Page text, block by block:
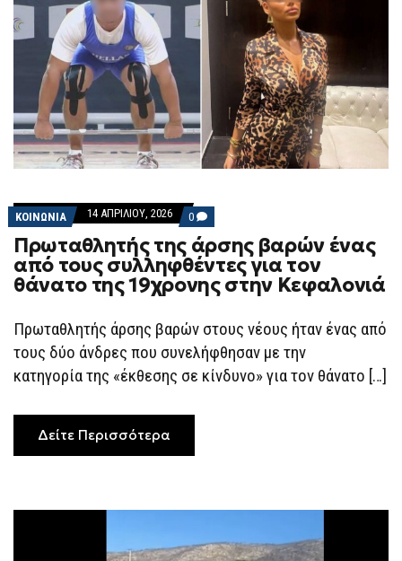
ΚΟΙΝΩΝΙΑ 14 ΑΠΡΙΛΊΟΥ, 2026 0 COMMENTS
ON
ΠΡΩΤΑΘΛΗΤΉΣ
ΤΗΣ
ΆΡΣΗΣ
ΒΑΡΏΝ
ΈΝΑΣ
ΤΟΥΣ
ΣΥΛΛΗΦΘΈΝΤΕΣ
ΓΙΑ
ΤΟΝ
ΘΆΝΑΤΟ
Πρωταθλητής της άρσης βαρών ένας
από τους συλληφθέντες για τον
θάνατο της 19χρονης στην Κεφαλονιά
Πρωταθλητής άρσης βαρών στους νέους ήταν ένας από
τους δύο άνδρες που συνελήφθησαν με την
κατηγορία της «έκθεσης σε κίνδυνο» για τον θάνατο […]
Δείτε Περισσότερα